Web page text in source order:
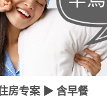
房专案 ▶ 含早餐